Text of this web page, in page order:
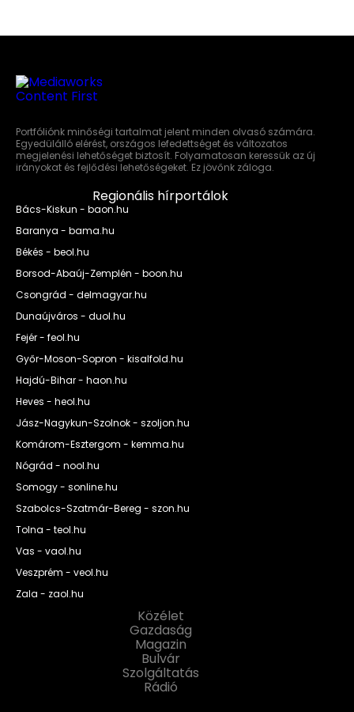
Portfóliónk minőségi tartalmat jelent minden olvasó számára.
Egyedülálló elérést, országos lefedettséget és változatos
megjelenési lehetőséget biztosít. Folyamatosan keressük az új
irányokat és fejlődési lehetőségeket. Ez jövőnk záloga.
Regionális hírportálok
Bács-Kiskun - baon.hu
Baranya - bama.hu
Békés - beol.hu
Borsod-Abaúj-Zemplén - boon.hu
Csongrád - delmagyar.hu
Dunaújváros - duol.hu
Fejér - feol.hu
Győr-Moson-Sopron - kisalfold.hu
Hajdú-Bihar - haon.hu
Heves - heol.hu
Jász-Nagykun-Szolnok - szoljon.hu
Komárom-Esztergom - kemma.hu
Nógrád - nool.hu
Somogy - sonline.hu
Szabolcs-Szatmár-Bereg - szon.hu
Tolna - teol.hu
Vas - vaol.hu
Veszprém - veol.hu
Zala - zaol.hu
Közélet
Gazdaság
Magazin
Bulvár
Szolgáltatás
Rádió